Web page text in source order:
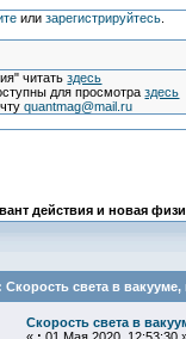
или зарегистрируйтесь.
читатьздесь
для просмотраздесь
quantmag@mail.ru
действия и новая
Скорость света в
Скорость света в